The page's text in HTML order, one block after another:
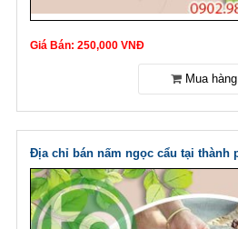
Giá Bán: 250,000 VNĐ
Địa chỉ bán nấm ngọc cẩu tại thành